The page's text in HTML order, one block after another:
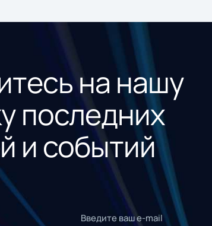
на нашу
последних
и событий